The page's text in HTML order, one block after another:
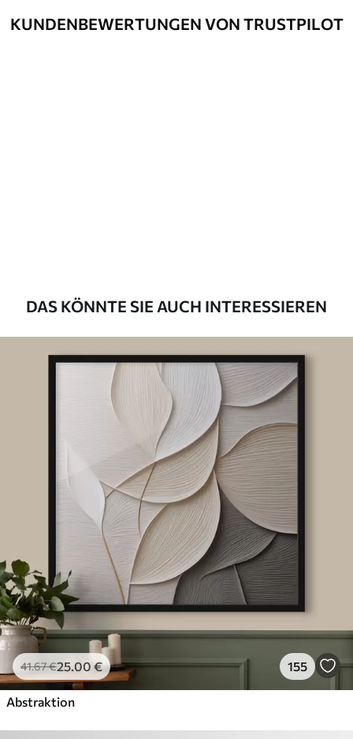
KUNDENBEWERTUNGEN VON TRUSTPILOT
DAS KÖNNTE SIE AUCH INTERESSIEREN
41.67€25.00 € 155
Abstraktion